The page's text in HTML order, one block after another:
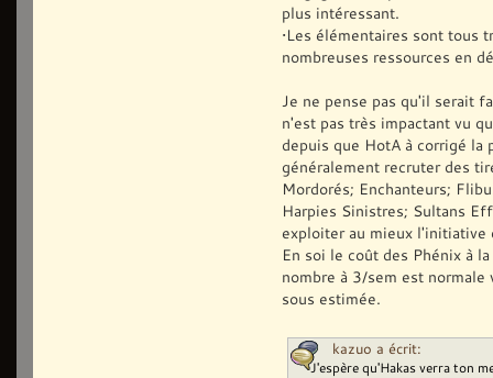
plus intéressant.
•Les élémentaires sont tous
nombreuses ressources en
Je ne pense pas qu'il serait
n'est pas très impactant vu
depuis que HotA à corrigé la
généralement recruter des
Mordorés; Enchanteurs;
Harpies Sinistres; Sultans
exploiter au mieux l'initiative
En soi le coût des Phénix à
nombre à 3/sem est
sous estimée.
kazuo a écrit:
J'espère qu'Hakas verra ton